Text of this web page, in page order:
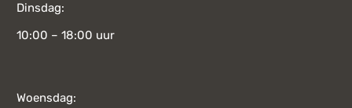
Dinsdag:
10:00 – 18:00 uur
Woensdag: